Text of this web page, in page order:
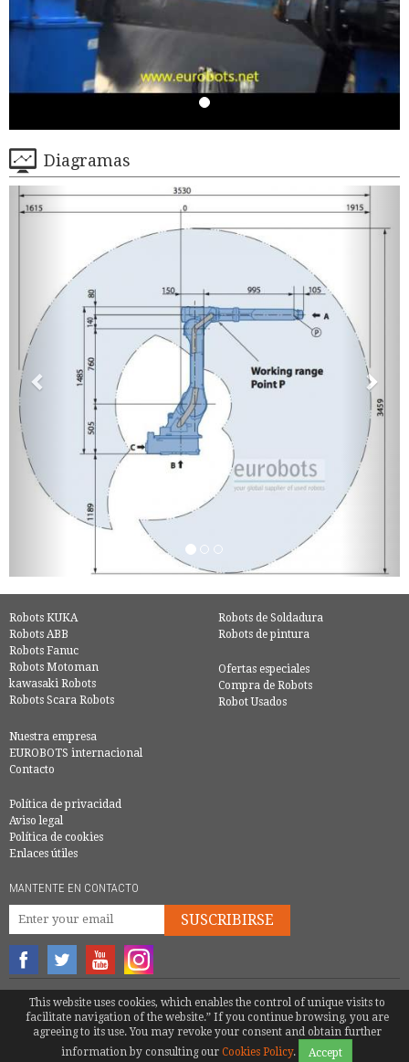
Diagramas
Robots KUKA
Robots ABB
Robots Fanuc
Robots Motoman
kawasaki Robots
Robots Scara Robots
Robots de Soldadura
Robots de pintura
Ofertas especiales
Compra de Robots
Robot Usados
Nuestra empresa
EUROBOTS internacional
Contacto
Política de privacidad
Aviso legal
Política de cookies
Enlaces útiles
MANTENTE EN CONTACTO
SUSCRIBIRSE
© COPYRIGHT 2016 - EUROBOTS | TODOS LOS DERECHOS RESERVADOS
TEL.+39 339 531 0971|MATTEOTENTI@EUROBOTS.NET
This website uses cookies, which enables the control of unique visits to
facilitate navigation of the website.” If you continue browsing, you are
agreeing to its use. You may revoke your consent and obtain further
information by consulting our Cookies Policy. Accept